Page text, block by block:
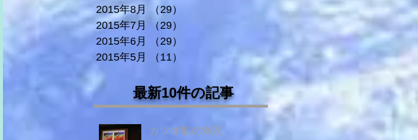
2015年8月
（29）
2015年7月
（29）
2015年6月
（29）
2015年5月
（11）
最新10件の記事
カツオ船の漁況